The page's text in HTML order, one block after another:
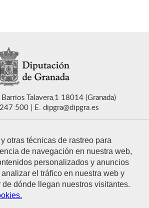
otras técnicas de rastreo para
de navegación en nuestra web,
personalizados y anuncios
el tráfico en nuestra web y
de dónde llegan nuestros visitantes.
Talavera,1 18014 (Granada)
500
E. dipgra@dipgra.es
CONTACTO